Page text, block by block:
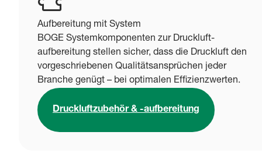
Aufbereitung mit System
BOGE Systemkomponenten zur Druckluft-
aufbereitung stellen sicher, dass die Druckluft den
vorgeschriebenen Qualitätsansprüchen jeder
Branche genügt – bei optimalen Effizienzwerten.
Druckluftzubehör & -aufbereitung